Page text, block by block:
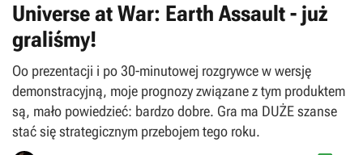
Universe at War: Earth Assault - już
graliśmy!
Oo prezentacji i po 30-minutowej rozgrywce w wersję
demonstracyjną, moje prognozy związane z tym produktem
są, mało powiedzieć: bardzo dobre. Gra ma DUŻE szanse
stać się strategicznym przebojem tego roku.